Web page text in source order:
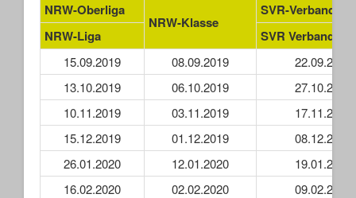
NRW-Oberliga
NRW-Klasse
SVR-
NRW-Liga
SVR
15.09.2019 08.09.2019
22.09.2019
13.10.2019
06.10.2019
27.10.2019
10.11.2019
03.11.2019
17.11.2019
15.12.2019
01.12.2019
08.12.2019
26.01.2020
12.01.2020
19.01.2020
16.02.2020
02.02.2020
09.02.2020